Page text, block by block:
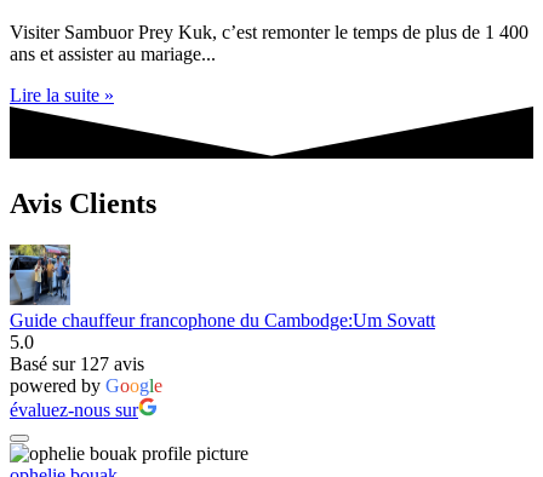
Visiter Sambuor Prey Kuk, c’est remonter le temps de plus de 1 400
ans et assister au mariage...
Lire la suite »
Avis Clients
Guide chauffeur francophone du Cambodge:Um Sovatt
5.0
Basé sur 127 avis
powered by Google
évaluez-nous sur